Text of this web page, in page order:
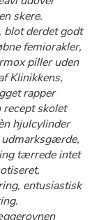
skere.
derdet godt
femiorakler,
piller uden
Klinikkens,
rapper
skolet
hjulcylinder
tærrede intet
entusiastisk